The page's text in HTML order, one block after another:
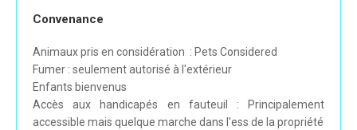
Convenance
Animaux pris en considération : Pets Considered
Fumer : seulement autorisé à l'extérieur
Enfants bienvenus
Accès aux handicapés en fauteuil : Principalement
accessible mais quelque marche dans l'ess de la propriété